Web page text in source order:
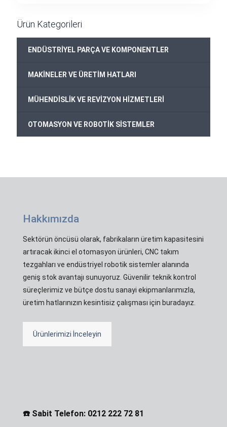
Ürün Kategorileri
ENDÜSTRİYEL PARÇA VE KOMPONENTLER
MAKİNELER VE ÜRETİM HATLARI
MÜHENDİSLİK VE REVİZYON HİZMETLERİ
OTOMASYON VE ROBOTİK SİSTEMLER
Hakkımızda
Sektörün öncüsü olarak, fabrikaların üretim kapasitesini
artıracak ikinci el otomasyon ürünleri, CNC takım
tezgahları ve endüstriyel robotik sistemler alanında
geniş stok avantajı sunuyoruz. Güvenilir teknik kontrol
süreçlerimiz ve bütçe dostu sanayi ekipmanlarımızla,
üretim hatlarınızın kesintisiz çalışması için buradayız.
Ürünlerimizi İnceleyin
☎️ Sabit Telefon: 0212 222 72 81